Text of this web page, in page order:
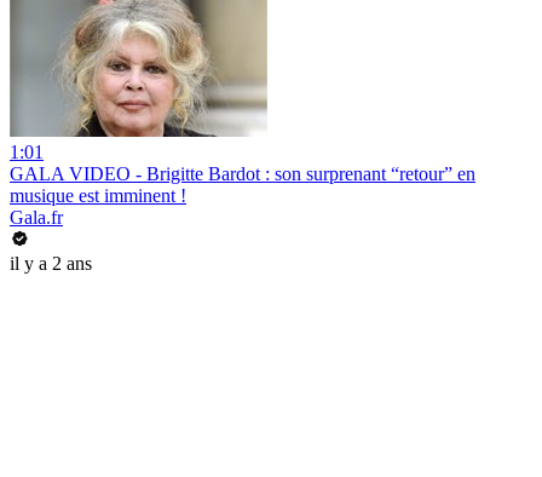
1:01
GALA VIDEO - Brigitte Bardot : son surprenant “retour” en
musique est imminent !
Gala.fr
il y a 2 ans